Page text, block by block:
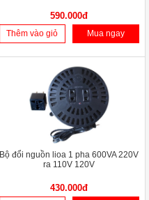
590.000đ
Thêm vào giỏ Mua ngay
Bộ đổi nguồn lioa 1 pha 600VA 220V
ra 110V 120V
430.000đ